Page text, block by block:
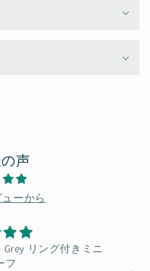
声
ーから
リング付きミニ
フ